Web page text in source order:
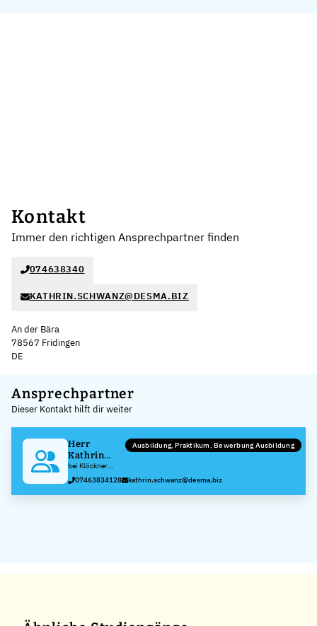
Kontakt
Immer den richtigen Ansprechpartner finden
074638340
KATHRIN.SCHWANZ@DESMA.BIZ
An der Bära
78567 Fridingen
DE
+
−
Ansprechpartner
Dieser Kontakt hilft dir weiter
Herr
Kathrin
Schwanz
bei Klöckner
DESMA
Elastomertechnik
GmbH
Ausbildung, Praktikum, Bewerbung Ausbildung
07463834128 kathrin.schwanz@desma.biz